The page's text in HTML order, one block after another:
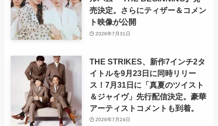
売決定。さらにティザー＆コメン
ト映像が公開
2026年7月31日
THE STRIKES、新作7インチ2タ
イトルを9月23日に同時リリー
ス！7月31日に「真夏のツイスト
＆ジャイヴ」先行配信決定。豪華
アーティストコメントも到着。
2026年7月24日